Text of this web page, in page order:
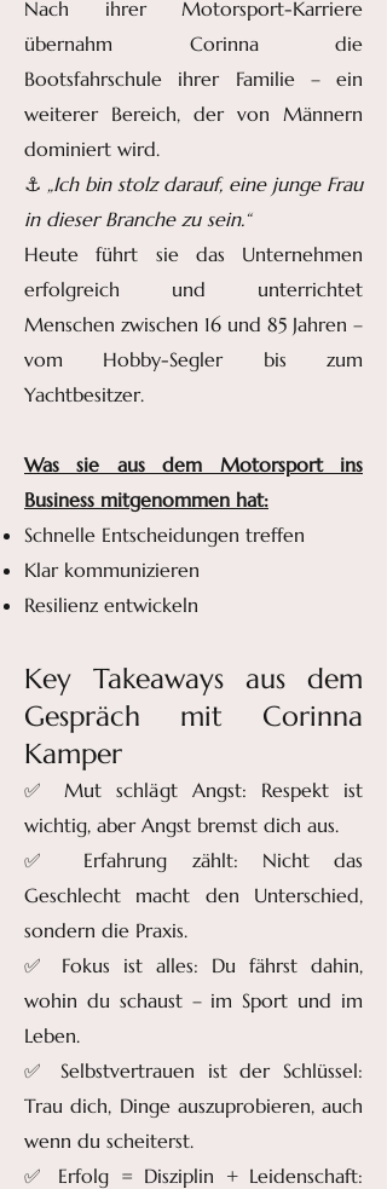
Nach ihrer Motorsport-Karriere
übernahm Corinna die
Bootsfahrschule ihrer Familie – ein
weiterer Bereich, der von Männern
dominiert wird.
⚓ „Ich bin stolz darauf, eine junge Frau
in dieser Branche zu sein.“
Heute führt sie das Unternehmen
erfolgreich und unterrichtet
Menschen zwischen 16 und 85 Jahren –
vom Hobby-Segler bis zum
Yachtbesitzer.
Was sie aus dem Motorsport ins
Business mitgenommen hat:
Schnelle Entscheidungen treffen
Klar kommunizieren
Resilienz entwickeln
Key Takeaways aus dem
Gespräch mit Corinna
Kamper
✅ Mut schlägt Angst: Respekt ist
wichtig, aber Angst bremst dich aus.
✅ Erfahrung zählt: Nicht das
Geschlecht macht den Unterschied,
sondern die Praxis.
✅ Fokus ist alles: Du fährst dahin,
wohin du schaust – im Sport und im
Leben.
✅ Selbstvertrauen ist der Schlüssel:
Trau dich, Dinge auszuprobieren, auch
wenn du scheiterst.
✅ Erfolg = Disziplin + Leidenschaft: